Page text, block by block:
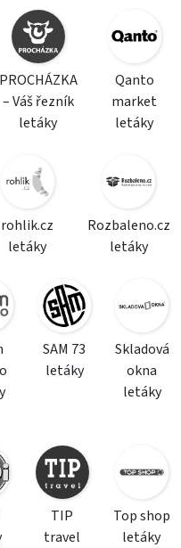
PROCHÁZKA
– Váš řezník
letáky
Qanto
market
letáky
rohlik.cz
letáky
Rozbaleno.cz
letáky
SAM 73
letáky
Skladová
okna
letáky
TIP
travel
Top shop
letáky